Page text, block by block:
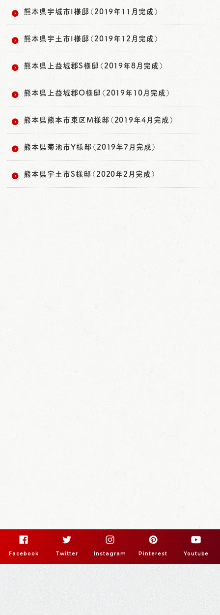
熊本県宇城市I様邸（2019年11月完成）
熊本県宇土市I様邸（2019年12月完成）
熊本県上益城郡S様邸（2019年8月完成）
熊本県上益城郡O様邸（2019年10月完成）
熊本県熊本市東区M様邸（2019年4月完成）
熊本県菊池市Y様邸（2019年7月完成）
熊本県宇土市S様邸（2020年2月完成）
Facebook Twitter Instagram Pinterest Youtube